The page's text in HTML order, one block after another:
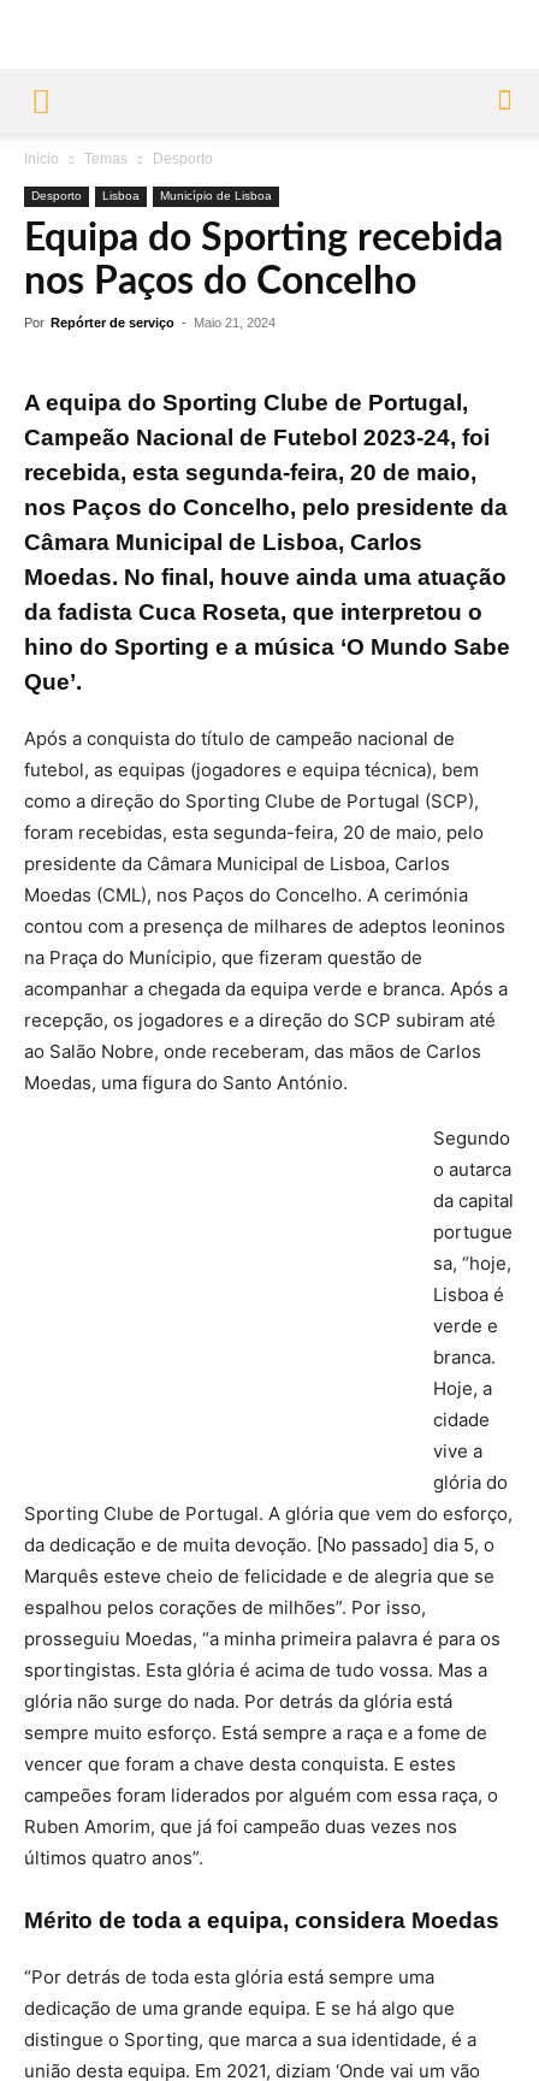
Início Temas Desporto
Desporto Lisboa Município de Lisboa
Equipa do Sporting recebida
nos Paços do Concelho
Por Repórter de serviço - Maio 21, 2024
A equipa do Sporting Clube de Portugal,
Campeão Nacional de Futebol 2023-24, foi
recebida, esta segunda-feira, 20 de maio,
nos Paços do Concelho, pelo presidente da
Câmara Municipal de Lisboa, Carlos
Moedas. No final, houve ainda uma atuação
da fadista Cuca Roseta, que interpretou o
hino do Sporting e a música ‘O Mundo Sabe
Que’.
Após a conquista do título de campeão nacional de
futebol, as equipas (jogadores e equipa técnica), bem
como a direção do Sporting Clube de Portugal (SCP),
foram recebidas, esta segunda-feira, 20 de maio, pelo
presidente da Câmara Municipal de Lisboa, Carlos
Moedas (CML), nos Paços do Concelho. A cerimónia
contou com a presença de milhares de adeptos leoninos
na Praça do Munícipio, que fizeram questão de
acompanhar a chegada da equipa verde e branca. Após a
recepção, os jogadores e a direção do SCP subiram até
ao Salão Nobre, onde receberam, das mãos de Carlos
Moedas, uma figura do Santo António.
Segundo
o autarca
da capital
portugue
sa, “hoje,
Lisboa é
verde e
branca.
Hoje, a
cidade
vive a
glória do
Sporting Clube de Portugal. A glória que vem do esforço,
da dedicação e de muita devoção. [No passado] dia 5, o
Marquês esteve cheio de felicidade e de alegria que se
espalhou pelos corações de milhões”. Por isso,
prosseguiu Moedas, “a minha primeira palavra é para os
sportingistas. Esta glória é acima de tudo vossa. Mas a
glória não surge do nada. Por detrás da glória está
sempre muito esforço. Está sempre a raça e a fome de
vencer que foram a chave desta conquista. E estes
campeões foram liderados por alguém com essa raça, o
Ruben Amorim, que já foi campeão duas vezes nos
últimos quatro anos”.
Mérito de toda a equipa, considera Moedas
“Por detrás de toda esta glória está sempre uma
dedicação de uma grande equipa. E se há algo que
distingue o Sporting, que marca a sua identidade, é a
união desta equipa. Em 2021, diziam ‘Onde vai um vão